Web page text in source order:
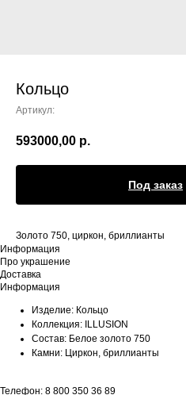
Кольцо
Артикул:
593000,00 р.
Под заказ
Золото 750, циркон, бриллианты
Информация
Про украшение
Доставка
Информация
Изделие: Кольцо
Коллекция: ILLUSION
Состав: Белое золото 750
Камни: Циркон, бриллианты
Телефон: 8 800 350 36 89